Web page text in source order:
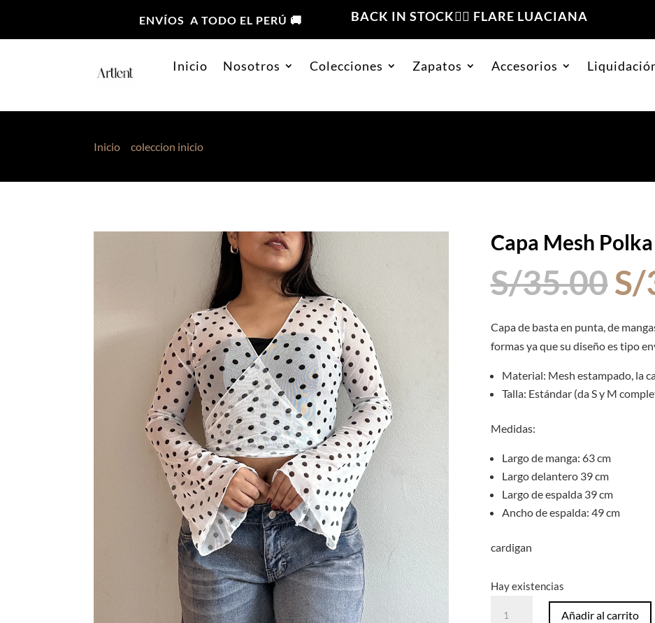
ENVÍOS A TODO EL PERÚ 🚚 BACK IN STOCK❤️‍🔥 FLARE LUACIANA
Inicio Nosotros Colecciones Zapatos Accesorios
Inicio >coleccion inicio
Capa Mesh
S/35.00El
S/
S/
Capa de basta en punta, de
formas ya que su diseño es tipo
Material: Mesh estampado, la
Talla: Estándar (da S y M
Medidas:
Largo de manga: 63 cm
Largo delantero 39 cm
Largo de espalda 39 cm
Ancho de espalda: 49 cm
cardigan
Hay existencias
Añadir al carrito